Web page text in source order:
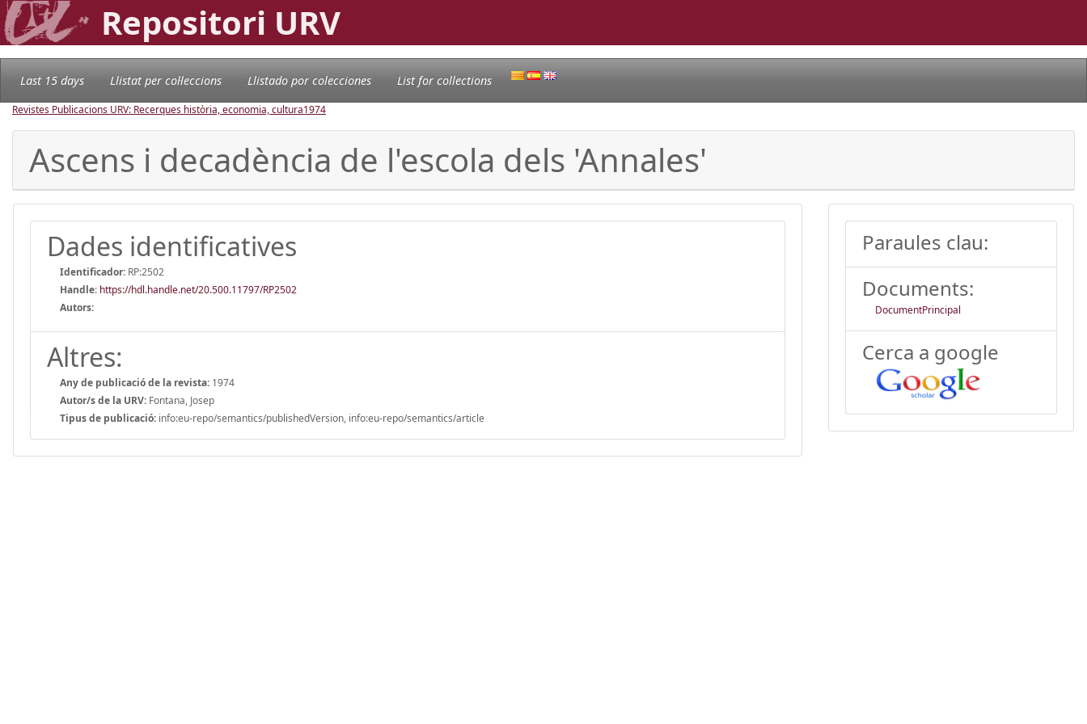
Repositori URV
Last 15 days Llistat per col·leccions Llistado por colecciones List for collections
Revistes Publicacions URV: Recerques història, economia, cultura1974
Ascens i decadència de l'escola dels 'Annales'
Dades identificatives
Identificador: RP:2502
Handle: https://hdl.handle.net/20.500.11797/RP2502
Autors:
Altres:
Any de publicació de la revista: 1974
Autor/s de la URV: Fontana, Josep
Tipus de publicació: info:eu-repo/semantics/publishedVersion, info:eu-repo/semantics/article
Paraules clau:
Documents:
DocumentPrincipal
Cerca a google